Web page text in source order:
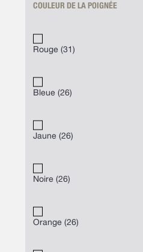
COULEUR DE LA POIGNÉE
Rouge 31
Bleue 26
Jaune 26
Noire 26
Orange 26